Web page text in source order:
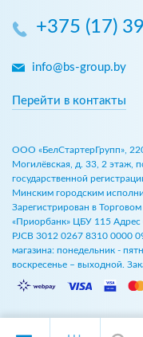
+375 (17)
info@bs-group.by
Перейти в контакты
ООО «БелСтартерГрупп»,
Могилёвская, д. 33, 2 этаж,
государственной
Минским городским
Зарегистрирован в
«Приорбанк» ЦБУ 115 Адрес
PJCB 3012 0267 8310 0000
магазина: понедельник -
воскресенье – выходной.